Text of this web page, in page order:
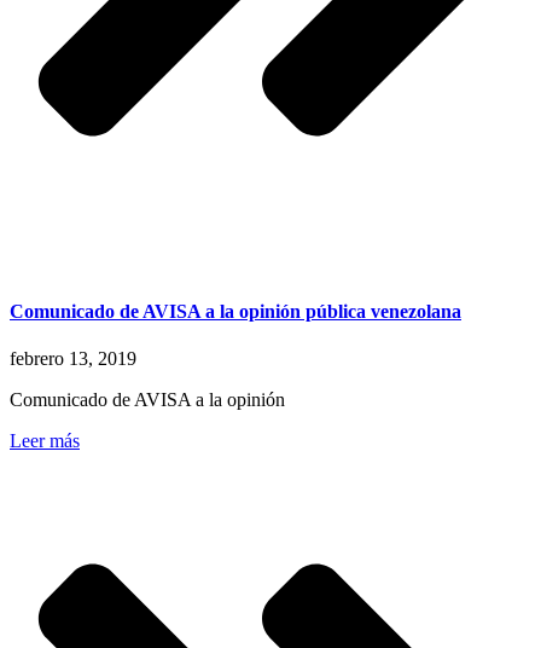
Comunicado de AVISA a la opinión pública venezolana
febrero 13, 2019
Comunicado de AVISA a la opinión
Leer más